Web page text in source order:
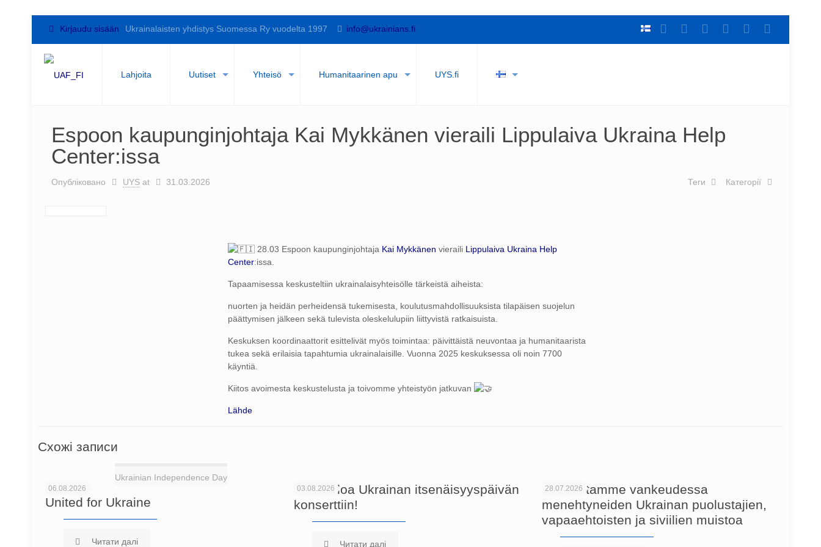
Kirjaudu sisään Ukrainalaisten yhdistys Suomessa Ry vuodelta 1997 info@ukrainians.fi
Lahjoita Uutiset Yhteisö Humanitaarinen apu UYS.fi
Espoon kaupunginjohtaja Kai Mykkänen vieraili Lippulaiva Ukraina Help
Center:issa
Опубліковано UYS at 31.03.2026 Категорії
Теги
28.03 Espoon kaupunginjohtaja Kai Mykkänen vieraili Lippulaiva Ukraina Help
Center:issa.
Tapaamisessa keskusteltiin ukrainalaisyhteisölle tärkeistä aiheista:
nuorten ja heidän perheidensä tukemisesta, koulutusmahdollisuuksista tilapäisen suojelun
päättymisen jälkeen sekä tulevista oleskelulupiin liittyvistä ratkaisuista.
Keskuksen koordinaattorit esittelivät myös toimintaa: päivittäistä neuvontaa ja humanitaarista
tukea sekä erilaisia tapahtumia ukrainalaisille. Vuonna 2025 keskuksessa oli noin 7700
käyntiä.
Kiitos avoimesta keskustelusta ja toivomme yhteistyön jatkuvan
Lähde
Схожі записи
Ukrainian Independence Day
06.08.2026
United for Ukraine
Читати далі
03.08.2026
Tervetuloa Ukrainan itsenäisyyspäivän
konserttiin!
Читати далі
28.07.2026
Kunnioitamme vankeudessa
menehtyneiden Ukrainan puolustajien,
vapaaehtoisten ja siviilien muistoa